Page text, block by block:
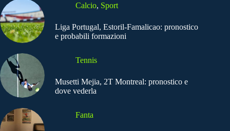
Calcio, Sport
Liga Portugal, Estoril-Famalicao: pronostico
e probabili formazioni
Tennis
Musetti Mejia, 2T Montreal: pronostico e
dove vederla
Fanta